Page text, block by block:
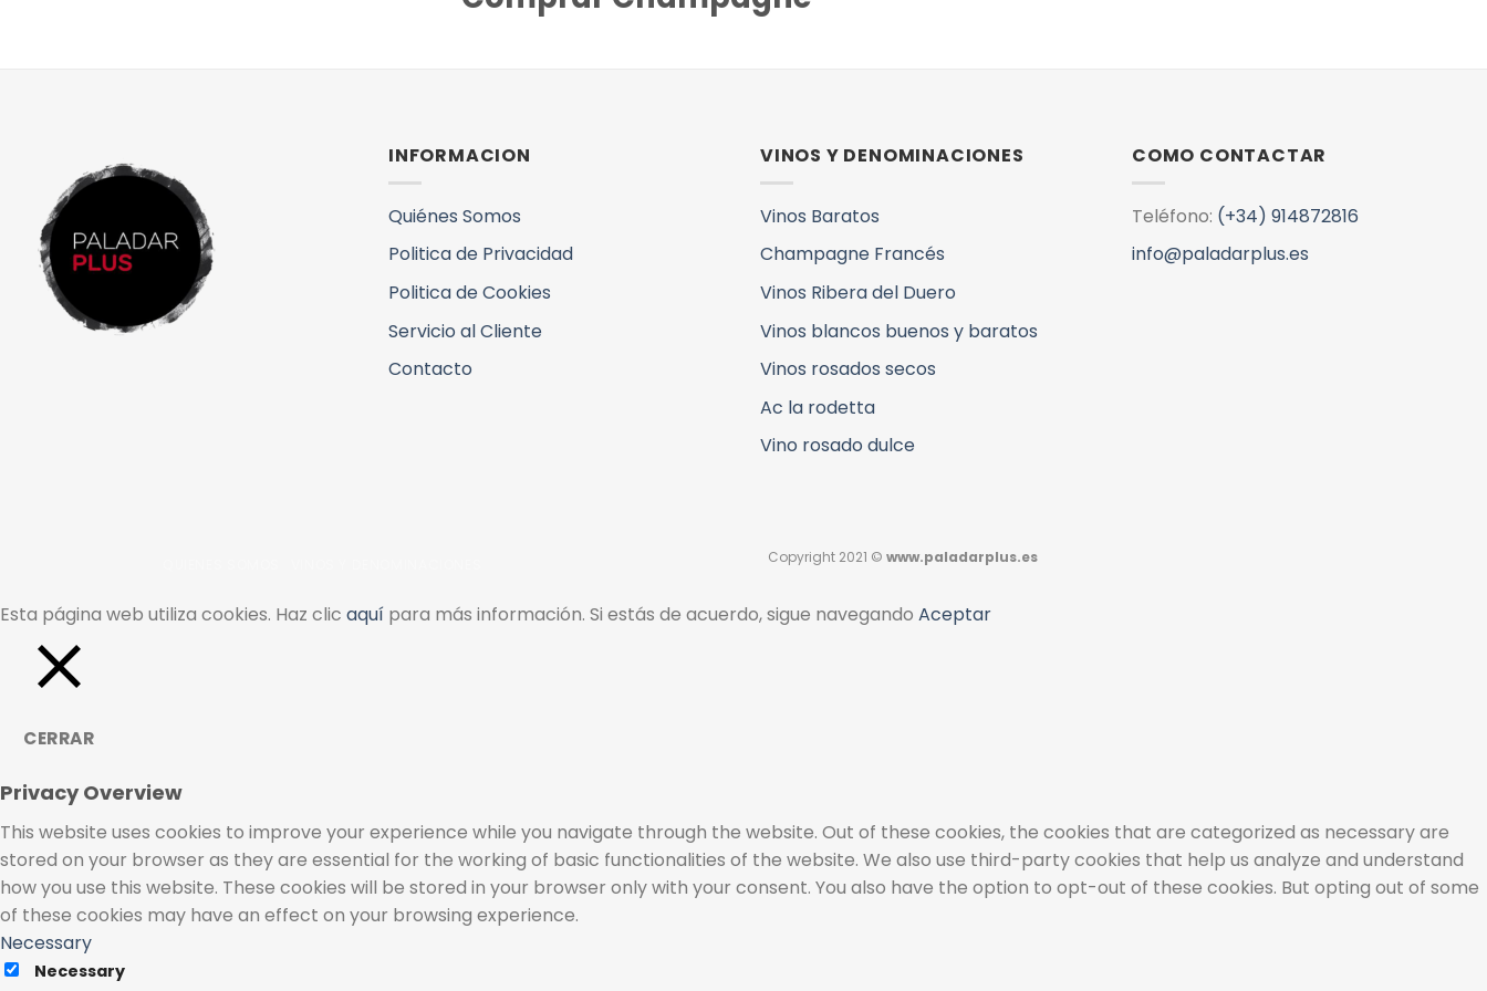
INFORMACION
Quiénes Somos
Politica de Privacidad
Politica de Cookies
Servicio al Cliente
Contacto
VINOS Y DENOMINACIONES
Vinos Baratos
Champagne Francés
Vinos Ribera del Duero
Vinos blancos buenos y baratos
Vinos rosados secos
Ac la rodetta
Vino rosado dulce
COMO CONTACTAR
Teléfono: (+34) 914872816
info@paladarplus.es
Copyright 2021 ©www.paladarplus.es
Esta página web utiliza cookies. Haz clic aquí para más información. Si estás de acuerdo, sigue navegando Aceptar
CERRAR
Privacy Overview
This website uses cookies to improve your experience while you navigate through the website. Out of these cookies, the cookies that are categorized as necessary are
stored on your browser as they are essential for the working of basic functionalities of the website. We also use third-party cookies that help us analyze and understand
how you use this website. These cookies will be stored in your browser only with your consent. You also have the option to opt-out of these cookies. But opting out of some
of these cookies may have an effect on your browsing experience.
Necessary
Necessary